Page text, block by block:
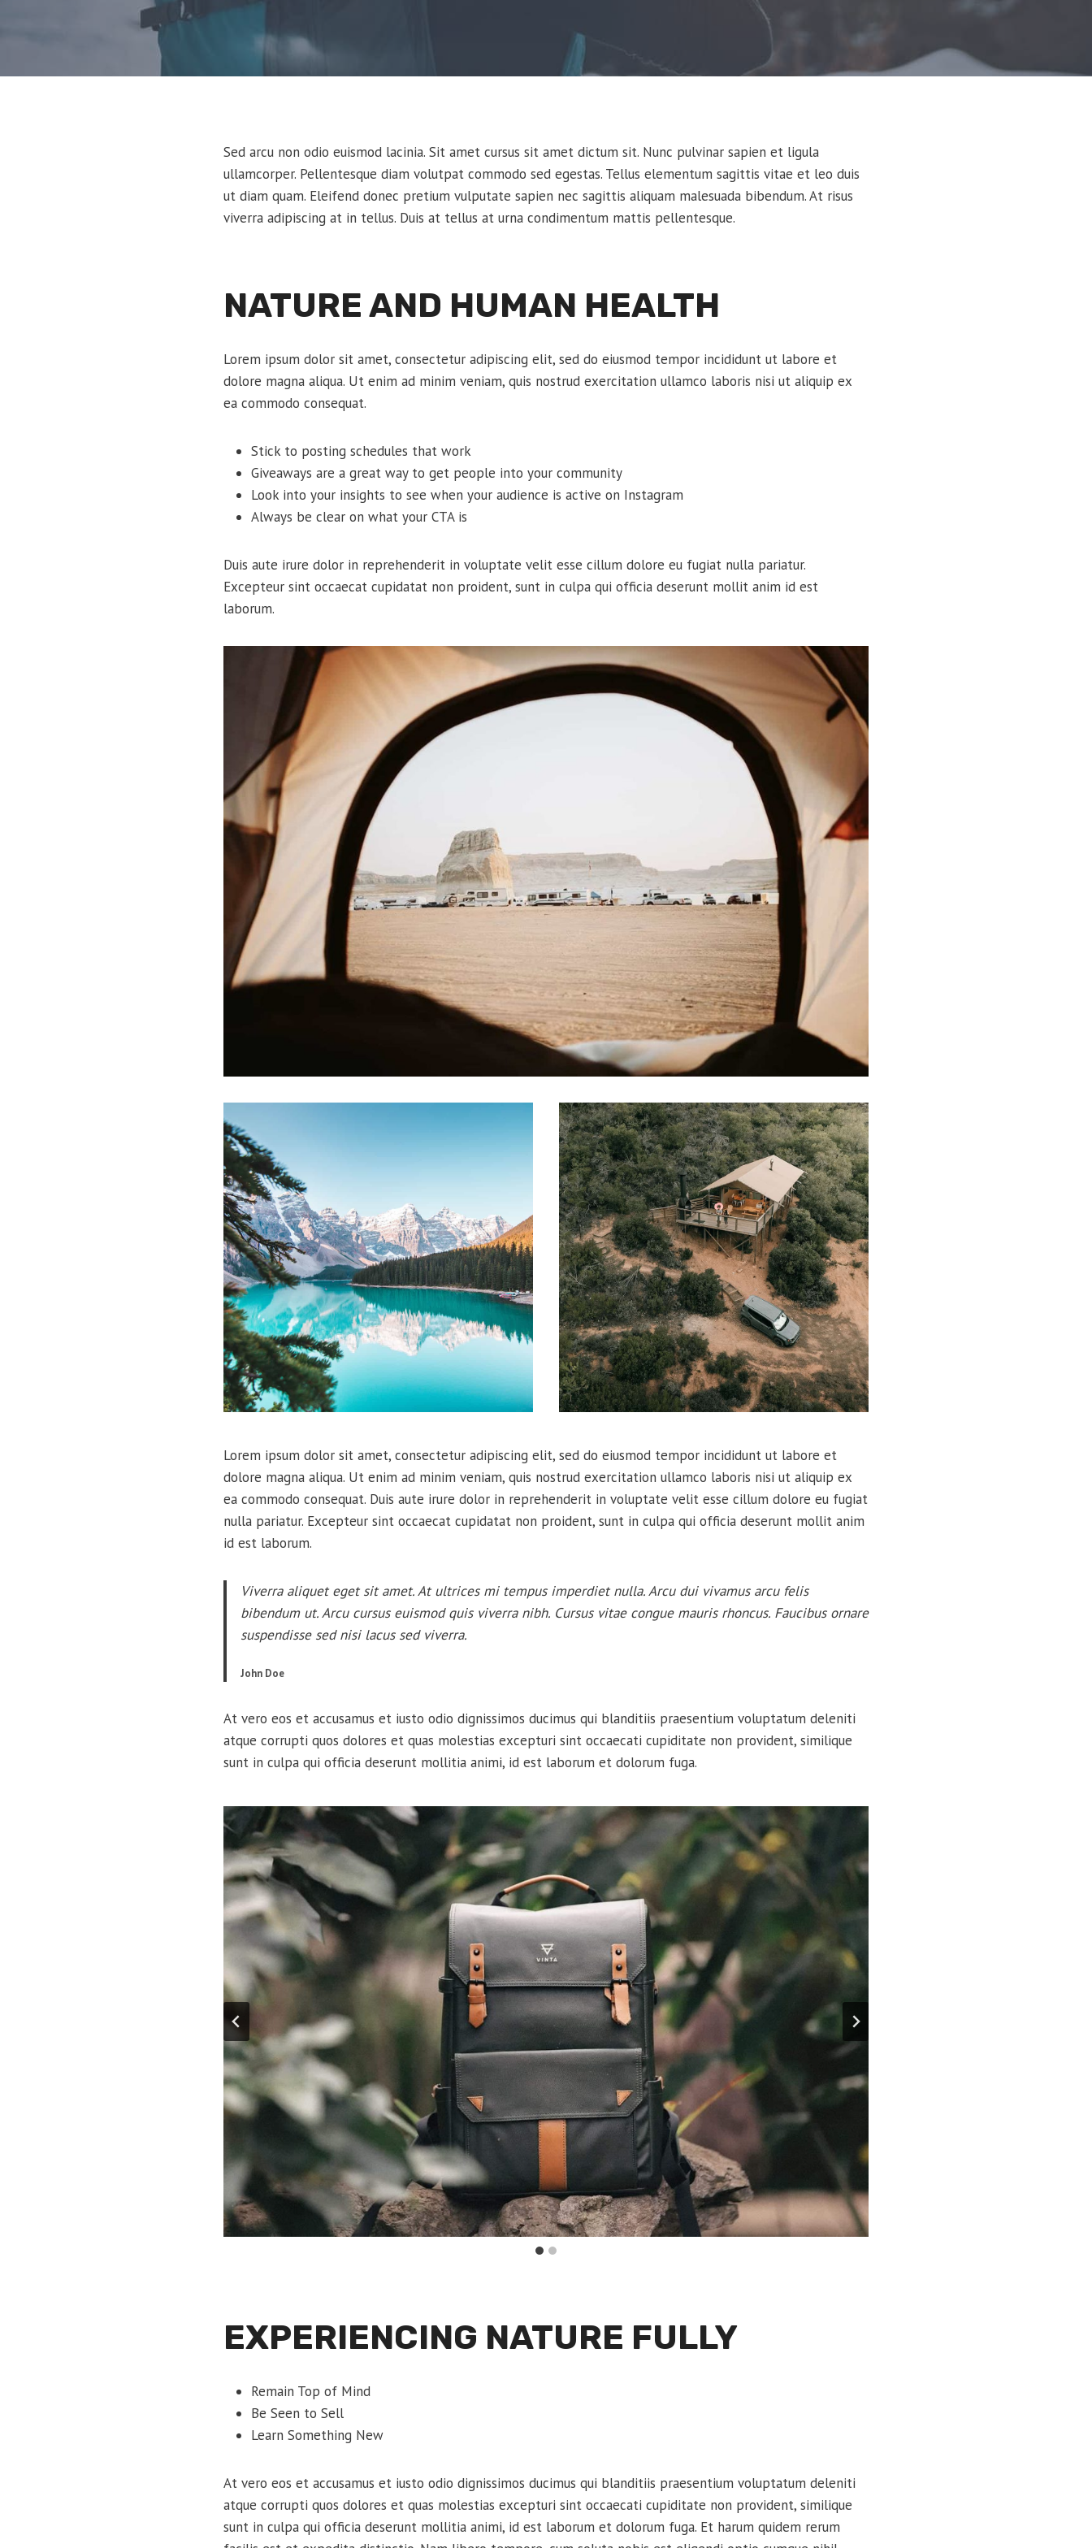
Sed arcu non odio euismod lacinia. Sit amet cursus sit amet dictum sit. Nunc pulvinar sapien et ligula
ullamcorper. Pellentesque diam volutpat commodo sed egestas. Tellus elementum sagittis vitae et leo duis
ut diam quam. Eleifend donec pretium vulputate sapien nec sagittis aliquam malesuada bibendum. At risus
viverra adipiscing at in tellus. Duis at tellus at urna condimentum mattis pellentesque.
NATURE AND HUMAN HEALTH
Lorem ipsum dolor sit amet, consectetur adipiscing elit, sed do eiusmod tempor incididunt ut labore et
dolore magna aliqua. Ut enim ad minim veniam, quis nostrud exercitation ullamco laboris nisi ut aliquip ex
ea commodo consequat.
Stick to posting schedules that work
Giveaways are a great way to get people into your community
Look into your insights to see when your audience is active on Instagram
Always be clear on what your CTA is
Duis aute irure dolor in reprehenderit in voluptate velit esse cillum dolore eu fugiat nulla pariatur.
Excepteur sint occaecat cupidatat non proident, sunt in culpa qui officia deserunt mollit anim id est
laborum.
Lorem ipsum dolor sit amet, consectetur adipiscing elit, sed do eiusmod tempor incididunt ut labore et
dolore magna aliqua. Ut enim ad minim veniam, quis nostrud exercitation ullamco laboris nisi ut aliquip ex
ea commodo consequat. Duis aute irure dolor in reprehenderit in voluptate velit esse cillum dolore eu fugiat
nulla pariatur. Excepteur sint occaecat cupidatat non proident, sunt in culpa qui officia deserunt mollit anim
id est laborum.
Viverra aliquet eget sit amet. At ultrices mi tempus imperdiet nulla. Arcu dui vivamus arcu felis
bibendum ut. Arcu cursus euismod quis viverra nibh. Cursus vitae congue mauris rhoncus. Faucibus ornare
suspendisse sed nisi lacus sed viverra.
John Doe
At vero eos et accusamus et iusto odio dignissimos ducimus qui blanditiis praesentium voluptatum deleniti
atque corrupti quos dolores et quas molestias excepturi sint occaecati cupiditate non provident, similique
sunt in culpa qui officia deserunt mollitia animi, id est laborum et dolorum fuga.
EXPERIENCING NATURE FULLY
Remain Top of Mind
Be Seen to Sell
Learn Something New
At vero eos et accusamus et iusto odio dignissimos ducimus qui blanditiis praesentium voluptatum deleniti
atque corrupti quos dolores et quas molestias excepturi sint occaecati cupiditate non provident, similique
sunt in culpa qui officia deserunt mollitia animi, id est laborum et dolorum fuga. Et harum quidem rerum